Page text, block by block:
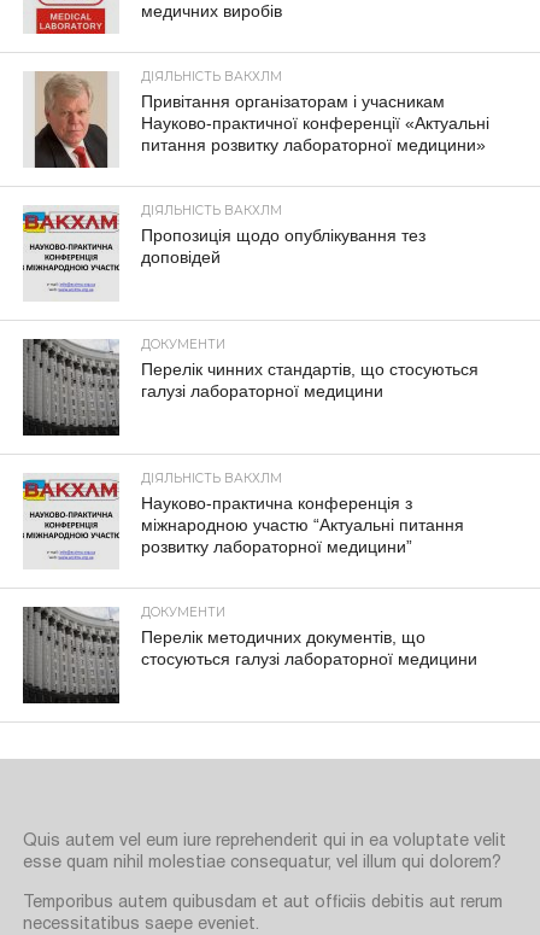
медичних виробів
ДІЯЛЬНІСТЬ ВАКХЛМ
Привітання організаторам і учасникам
Науково-практичної конференції «Актуальні
питання розвитку лабораторної медицини»
ДІЯЛЬНІСТЬ ВАКХЛМ
Пропозиція щодо опублікування тез
доповідей
ДОКУМЕНТИ
Перелік чинних стандартів, що стосуються
галузі лабораторної медицини
ДІЯЛЬНІСТЬ ВАКХЛМ
Науково-практична конференція з
міжнародною участю “Актуальні питання
розвитку лабораторної медицини”
ДОКУМЕНТИ
Перелік методичних документів, що
стосуються галузі лабораторної медицини
Quis autem vel eum iure reprehenderit qui in ea voluptate velit
esse quam nihil molestiae consequatur, vel illum qui dolorem?
Temporibus autem quibusdam et aut officiis debitis aut rerum
necessitatibus saepe eveniet.